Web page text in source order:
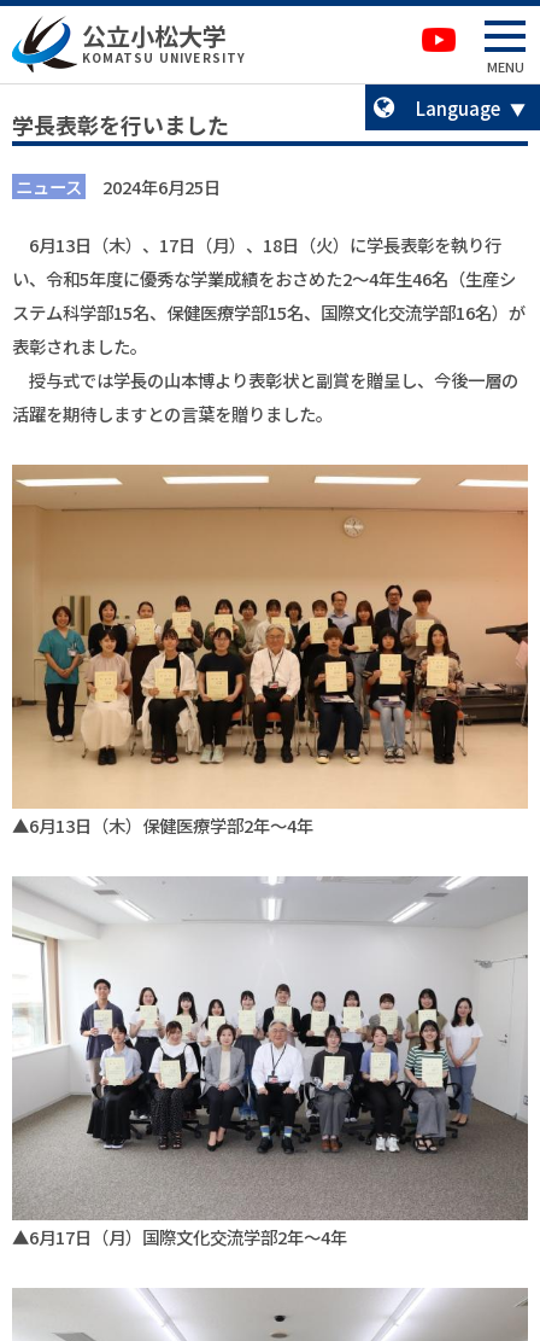
本文へ移動 サイトマップへ移動
公立小松大学
KOMATSU UNIVERSITY MENU
卒業生の方へ
Language
学長表彰を行いました
ニュース 2024年6月25日
6月13日（木）、17日（月）、18日（火）に学長表彰を執り行
い、令和5年度に優秀な学業成績をおさめた2～4年生46名（生産シ
ステム科学部15名、保健医療学部15名、国際文化交流学部16名）が
表彰されました。
授与式では学長の山本博より表彰状と副賞を贈呈し、今後一層の
活躍を期待しますとの言葉を贈りました。
▲6月13日（木）保健医療学部2年～4年
▲6月17日（月）国際文化交流学部2年～4年